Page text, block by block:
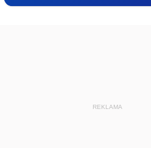
REKLAMA